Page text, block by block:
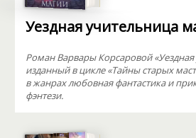
Уездная учительница
Роман Варвары Корсаровой
изданный в цикле «Тайны старых
в жанрах любовная фантастика и
фэнтези.